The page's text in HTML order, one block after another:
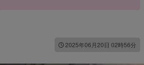
2025年06月20日 02時56分